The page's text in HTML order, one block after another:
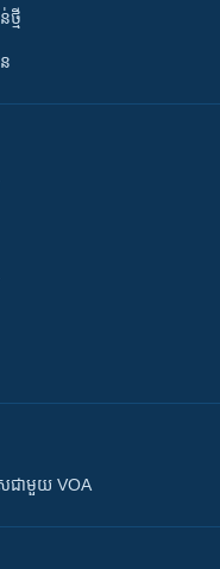
មី
ស​​ជាមួយ VOA